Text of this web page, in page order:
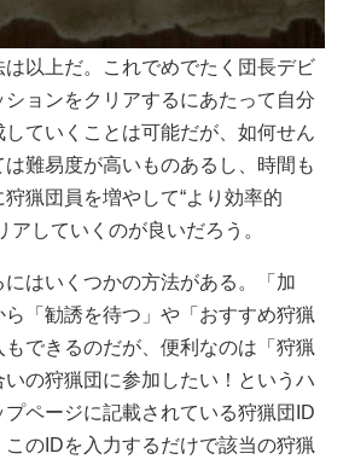
以上だ。これでめでたく団長デビ
ションをクリアするにあたって自分
ていくことは可能だが、如何せん
は難易度が高いものあるし、時間も
猟団員を増やして“より効率的
アしていくのが良いだろう。
はいくつかの方法がある。「加
ら「勧誘を待つ」や「おすすめ狩猟
できるのだが、便利なのは「狩猟
の狩猟団に参加したい！というハ
ページに記載されている狩猟団ID
のIDを入力するだけで該当の狩猟